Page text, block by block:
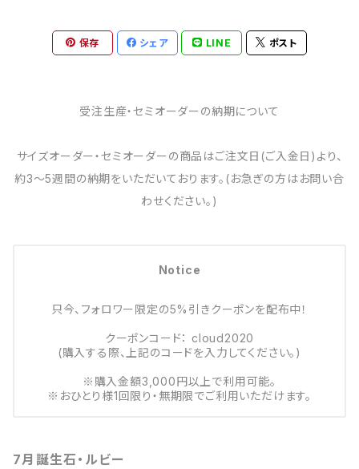
保存 シェア LINE ポスト
受注生産・セミオーダーの納期について
サイズオーダー・セミオーダーの商品はご注文日(ご入金日)より、
約3～5週間の納期をいただいております。(お急ぎの方はお問い合
わせください。)
Notice
只今、フォロワー限定の5%引きクーポンを配布中！
クーポンコード： cloud2020
(購入する際、上記のコードを入力してください。)
※購入金額3,000円以上で利用可能。
※おひとり様1回限り・無期限でご利用いただけます。
7月誕生石・ルビー